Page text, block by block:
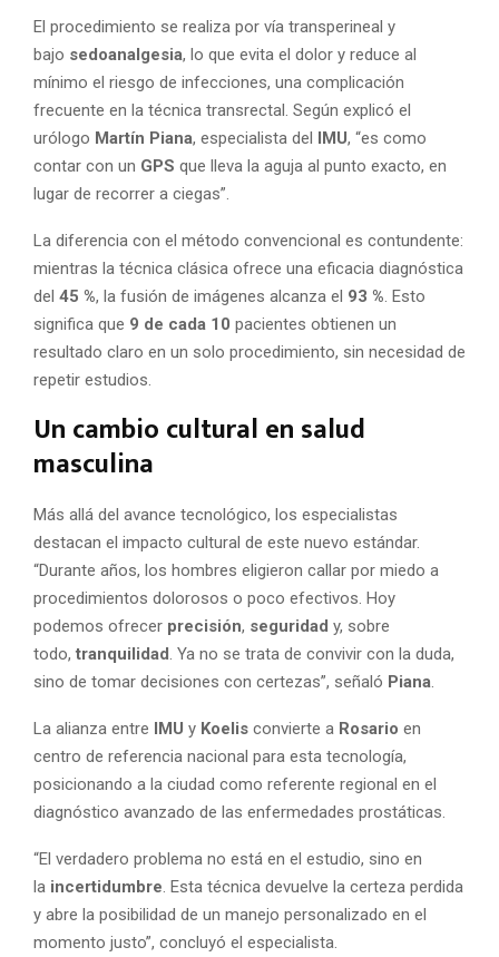
El procedimiento se realiza por vía transperineal y
bajo sedoanalgesia, lo que evita el dolor y reduce al
mínimo el riesgo de infecciones, una complicación
frecuente en la técnica transrectal. Según explicó el
urólogo Martín Piana, especialista del IMU, “es como
contar con un GPS que lleva la aguja al punto exacto, en
lugar de recorrer a ciegas”.
La diferencia con el método convencional es contundente:
mientras la técnica clásica ofrece una eficacia diagnóstica
del 45 %, la fusión de imágenes alcanza el 93 %. Esto
significa que 9 de cada 10 pacientes obtienen un
resultado claro en un solo procedimiento, sin necesidad de
repetir estudios.
Un cambio cultural en salud
masculina
Más allá del avance tecnológico, los especialistas
destacan el impacto cultural de este nuevo estándar.
“Durante años, los hombres eligieron callar por miedo a
procedimientos dolorosos o poco efectivos. Hoy
podemos ofrecer precisión, seguridad y, sobre
todo, tranquilidad . Ya no se trata de convivir con la duda,
sino de tomar decisiones con certezas”, señaló Piana.
La alianza entre IMU y Koelis convierte a Rosario en
centro de referencia nacional para esta tecnología,
posicionando a la ciudad como referente regional en el
diagnóstico avanzado de las enfermedades prostáticas.
“El verdadero problema no está en el estudio, sino en
la incertidumbre. Esta técnica devuelve la certeza perdida
y abre la posibilidad de un manejo personalizado en el
momento justo”, concluyó el especialista.